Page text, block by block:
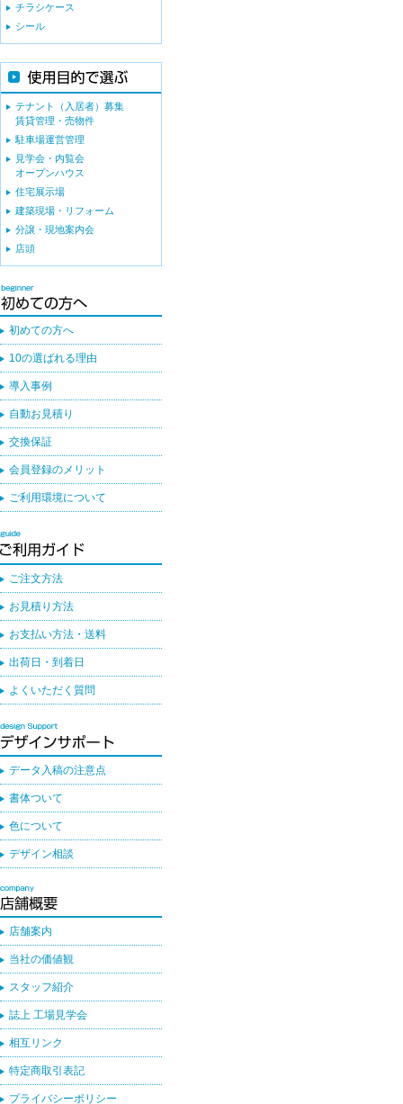
チラシケース
シール
テナント（入居者）募集
賃貸管理・売物件
駐車場運営管理
見学会・内覧会
オープンハウス
住宅展示場
建築現場・リフォーム
分譲・現地案内会
店頭
初めての方へ
10の選ばれる理由
導入事例
自動お見積り
交換保証
会員登録のメリット
ご利用環境について
ご注文方法
お見積り方法
お支払い方法・送料
出荷日・到着日
よくいただく質問
データ入稿の注意点
書体ついて
色について
デザイン相談
店舗案内
当社の価値観
スタッフ紹介
誌上 工場見学会
相互リンク
特定商取引表記
プライバシーポリシー